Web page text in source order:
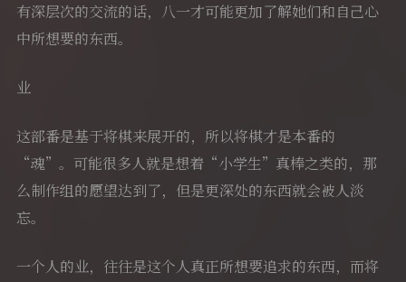
有深层次的交流的话，八一才可能更加了解她们和自己心
中所想要的东西。
业
这部番是基于将棋来展开的，所以将棋才是本番的
“魂”。可能很多人就是想着“小学生”真棒之类的，那
么制作组的愿望达到了，但是更深处的东西就会被人淡
忘。
一个人的业，往往是这个人真正所想要追求的东西，而将